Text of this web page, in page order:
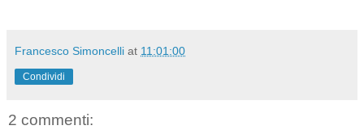
Francesco Simoncelli at 11:01:00
Condividi
2 commenti: